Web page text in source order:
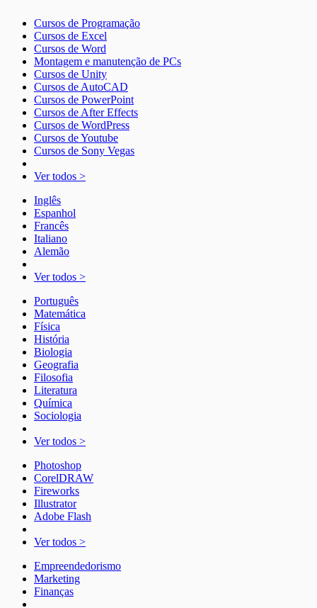
Cursos de Programação
Cursos de Excel
Cursos de Word
Montagem e manutenção de PCs
Cursos de Unity
Cursos de AutoCAD
Cursos de PowerPoint
Cursos de After Effects
Cursos de WordPress
Cursos de Youtube
Cursos de Sony Vegas
Ver todos >
Inglês
Espanhol
Francês
Italiano
Alemão
Ver todos >
Português
Matemática
Física
História
Biologia
Geografia
Filosofia
Literatura
Química
Sociologia
Ver todos >
Photoshop
CorelDRAW
Fireworks
Illustrator
Adobe Flash
Ver todos >
Empreendedorismo
Marketing
Finanças